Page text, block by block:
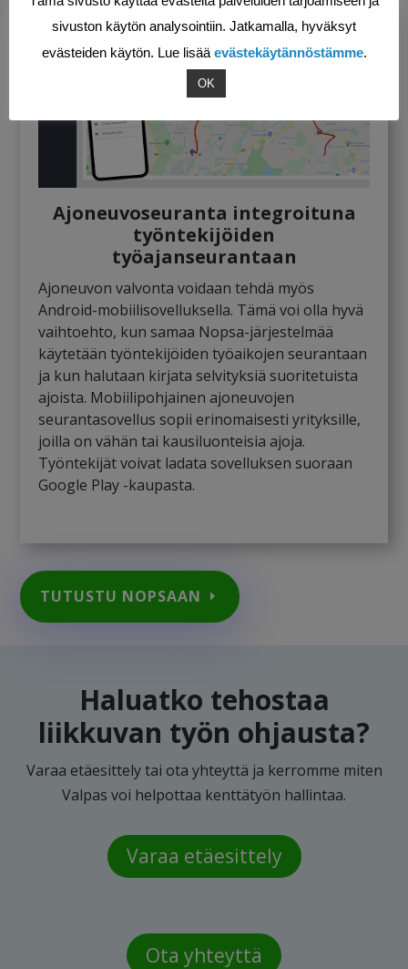
Ajoneuvoseuranta integroituna
työntekijöiden
työajanseurantaan
Ajoneuvon valvonta voidaan tehdä myös
Android-mobiilisovelluksella. Tämä voi olla hyvä
vaihtoehto, kun samaa Nopsa-järjestelmää
käytetään työntekijöiden työaikojen seurantaan
ja kun halutaan kirjata selvityksiä suoritetuista
ajoista. Mobiilipohjainen ajoneuvojen
seurantasovellus sopii erinomaisesti yrityksille,
joilla on vähän tai kausiluonteisia ajoja.
Työntekijät voivat ladata sovelluksen suoraan
Google Play -kaupasta.
TUTUSTU NOPSAAN
Haluatko tehostaa
liikkuvan työn ohjausta?
Varaa etäesittely tai ota yhteyttä ja kerromme miten
Valpas voi helpottaa kenttätyön hallintaa.
Varaa etäesittely
Ota yhteyttä
sivuston käytön analysointiin. Jatkamalla, hyväksyt
evästeiden käytön. Lue lisää evästekäytännöstämme.
OK